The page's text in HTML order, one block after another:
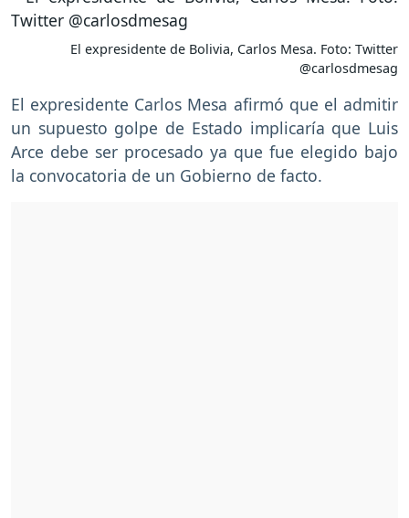
El expresidente de Bolivia, Carlos Mesa. Foto: Twitter
@carlosdmesag
El expresidente Carlos Mesa afirmó que el admitir
un supuesto golpe de Estado implicaría que Luis
Arce debe ser procesado ya que fue elegido bajo
la convocatoria de un Gobierno de facto.